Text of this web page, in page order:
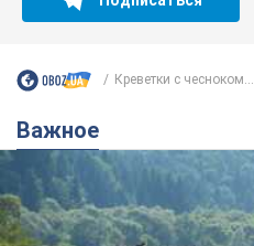
Креветки с чесноком...
Важное